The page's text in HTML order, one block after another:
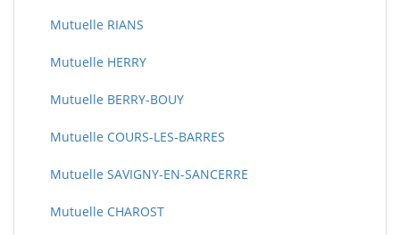
Mutuelle RIANS
Mutuelle HERRY
Mutuelle BERRY-BOUY
Mutuelle COURS-LES-BARRES
Mutuelle SAVIGNY-EN-SANCERRE
Mutuelle CHAROST